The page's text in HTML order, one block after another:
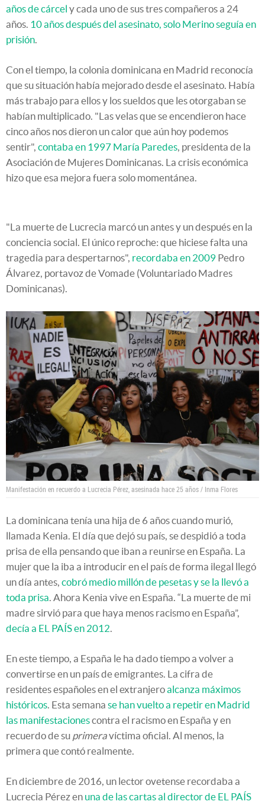
años de cárcel y cada uno de sus tres compañeros a 24
años. 10 años después del asesinato, solo Merino seguía en
prisión.
Con el tiempo, la colonia dominicana en Madrid reconocía
que su situación había mejorado desde el asesinato. Había
más trabajo para ellos y los sueldos que les otorgaban se
habían multiplicado. "Las velas que se encendieron hace
cinco años nos dieron un calor que aún hoy podemos
sentir", contaba en 1997 María Paredes, presidenta de la
Asociación de Mujeres Dominicanas. La crisis económica
hizo que esa mejora fuera solo momentánea.
"La muerte de Lucrecia marcó un antes y un después en la
conciencia social. El único reproche: que hiciese falta una
tragedia para despertarnos", recordaba en 2009 Pedro
Álvarez, portavoz de Vomade (Voluntariado Madres
Dominicanas).
Manifestación en recuerdo a Lucrecia Pérez, asesinada hace 25 años / Inma Flores
La dominicana tenía una hija de 6 años cuando murió,
llamada Kenia. El día que dejó su país, se despidió a toda
prisa de ella pensando que iban a reunirse en España. La
mujer que la iba a introducir en el país de forma ilegal llegó
un día antes, cobró medio millón de pesetas y se la llevó a
toda prisa. Ahora Kenia vive en España. “La muerte de mi
madre sirvió para que haya menos racismo en España”,
decía a EL PAÍS en 2012.
En este tiempo, a España le ha dado tiempo a volver a
convertirse en un país de emigrantes. La cifra de
residentes españoles en el extranjeroalcanza máximos
históricos. Esta semana se han vuelto a repetir en Madrid
las manifestacionescontra el racismo en España y en
recuerdo de su primeravíctima oficial. Al menos, la
primera que contó realmente.
En diciembre de 2016, un lector ovetense recordaba a
Lucrecia Pérez en una de las cartas al director de EL PAÍS